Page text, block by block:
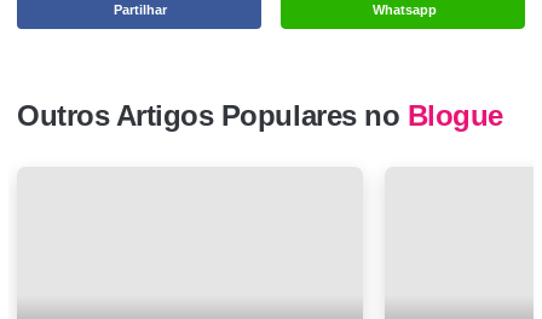
Whatsapp
Partilhar
Outros Artigos Populares no Blogue